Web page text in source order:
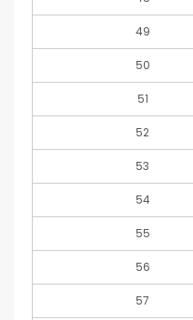
49
50
51
52
53
54
55
56
57